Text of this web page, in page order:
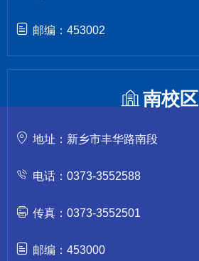
邮编：453002
南校区
地址：新乡市丰华路南段
电话：0373-3552588
传真：0373-3552501
邮编：453000